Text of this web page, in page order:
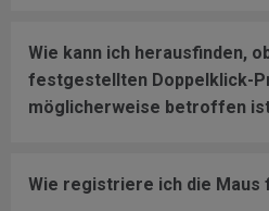
Wie kann ich herausfinden,
festgestellten Doppelklick-
möglicherweise betroffen
Wie registriere ich die Maus